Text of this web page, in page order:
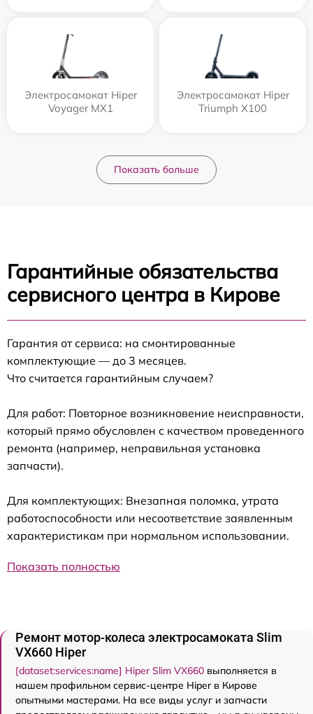
Электросамокат Hiper
Voyager MX1
Электросамокат Hiper
Triumph X100
Показать больше
Гарантийные обязательства
сервисного центра в Кирове
Гарантия от сервиса: на смонтированные
комплектующие — до 3 месяцев.
Что считается гарантийным случаем?
Для работ: Повторное возникновение неисправности,
который прямо обусловлен с качеством проведенного
ремонта (например, неправильная установка
запчасти).
Для комплектующих: Внезапная поломка, утрата
работоспособности или несоответствие заявленным
характеристикам при нормальном использовании.
Показать полностью
Ремонт мотор-колеса электросамоката Slim
VX660 Hiper
[dataset:services:name] Hiper Slim VX660 выполняется в
нашем профильном сервис-центре Hiper в Кирове
опытными мастерами. На все виды услуг и запчасти